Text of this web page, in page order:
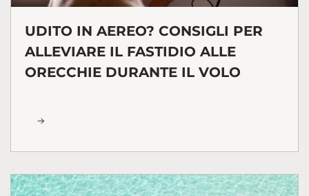
UDITO IN AEREO? CONSIGLI PER
ALLEVIARE IL FASTIDIO ALLE
ORECCHIE DURANTE IL VOLO